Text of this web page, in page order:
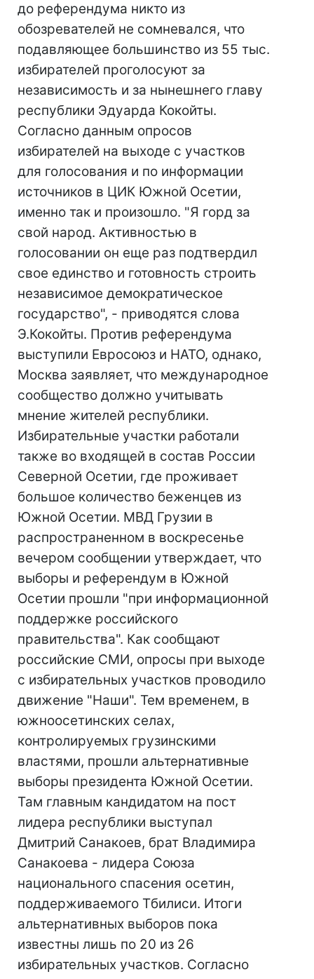
до референдума никто из
обозревателей не сомневался, что
подавляющее большинство из 55 тыс.
избирателей проголосуют за
независимость и за нынешнего главу
республики Эдуарда Кокойты.
Согласно данным опросов
избирателей на выходе с участков
для голосования и по информации
источников в ЦИК Южной Осетии,
именно так и произошло. "Я горд за
свой народ. Активностью в
голосовании он еще раз подтвердил
свое единство и готовность строить
независимое демократическое
государство", - приводятся слова
Э.Кокойты. Против референдума
выступили Евросоюз и НАТО, однако,
Москва заявляет, что международное
сообщество должно учитывать
мнение жителей республики.
Избирательные участки работали
также во входящей в состав России
Северной Осетии, где проживает
большое количество беженцев из
Южной Осетии. МВД Грузии в
распространенном в воскресенье
вечером сообщении утверждает, что
выборы и референдум в Южной
Осетии прошли "при информационной
поддержке российского
правительства". Как сообщают
российские СМИ, опросы при выходе
с избирательных участков проводило
движение "Наши". Тем временем, в
южноосетинских селах,
контролируемых грузинскими
властями, прошли альтернативные
выборы президента Южной Осетии.
Там главным кандидатом на пост
лидера республики выступал
Дмитрий Санакоев, брат Владимира
Санакоева - лидера Союза
национального спасения осетин,
поддерживаемого Тбилиси. Итоги
альтернативных выборов пока
известны лишь по 20 из 26
избирательных участков. Согласно